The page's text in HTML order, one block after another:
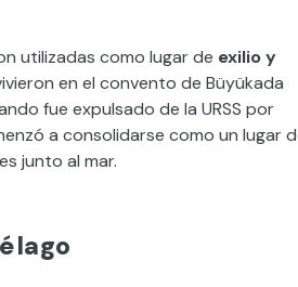
utilizadas como lugar de exilio y
en el convento de Büyükada
fue expulsado de la URSS por
a consolidarse como un lugar
junto al mar.